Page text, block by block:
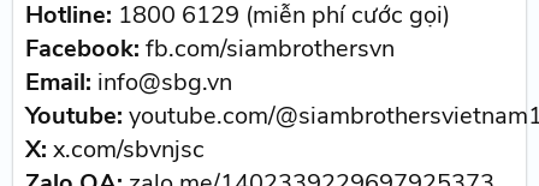
Hotline: 1800 6129 (miễn phí cước gọi)
Facebook:fb.com/siambrothersvn
Email: info@sbg.vn
Youtube: youtube.com/
X:x.com/sbvnjsc